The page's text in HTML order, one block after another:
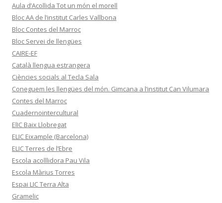
Aula d’Acollida Tot un món el morell
Bloc AA de l’institut Carles Vallbona
Bloc Contes del Marroc
Bloc Servei de llengües
CAIRE-EF
Català llengua estrangera
Ciències socials al Tecla Sala
Coneguem les llengües del món. Gimcana a l’institut Can Vilumara
Contes del Marroc
Cuadernointercultural
ElIC Baix Llobregat
ELIC Eixample (Barcelona)
ELIC Terres de l’Ebre
Escola acolllidora Pau Vila
Escola Màrius Torres
Espai LIC Terra Alta
Gramelic